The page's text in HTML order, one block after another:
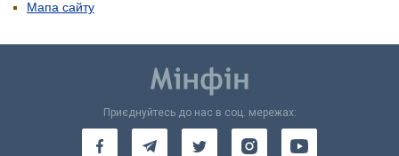
Мапа сайту
Приєднуйтесь до нас в соц. мережах: